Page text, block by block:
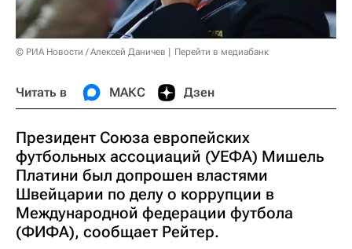
© РИА Новости / Алексей Даничев Перейти в медиабанк
Читать в МАКС Дзен
Президент Союза европейских
футбольных ассоциаций (УЕФА) Мишель
Платини был допрошен властями
Швейцарии по делу о коррупции в
Международной федерации футбола
(ФИФА), сообщает Рейтер.